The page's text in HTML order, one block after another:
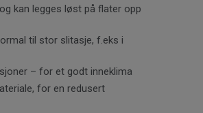
ved installasjon.
sammen. Antall
bane skal forskyves.
kan legges løst på flater opp
til stor slitasje, f.eks i
– for et godt inneklima
for en redusert